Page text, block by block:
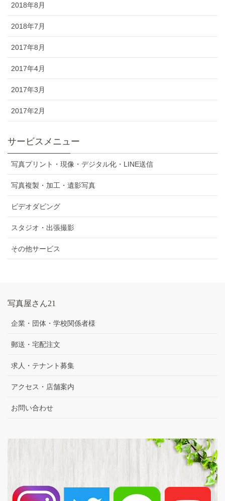
2018年8月
2018年7月
2017年8月
2017年4月
2017年3月
2017年2月
サービスメニュー
写真プリント・現像・デジタル化・LINE送信
写真複製・加工・遺影写真
ビデオダビング
スタジオ・出張撮影
その他サービス
写真屋さん21
企業・団体・学校関係者様
郵送・宅配注文
求人・テナント募集
アクセス・店舗案内
お問い合わせ